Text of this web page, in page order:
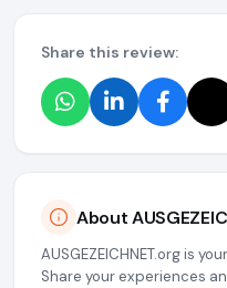
Share this review:
About
AUSGEZEICHNET.org is
Share your experiences